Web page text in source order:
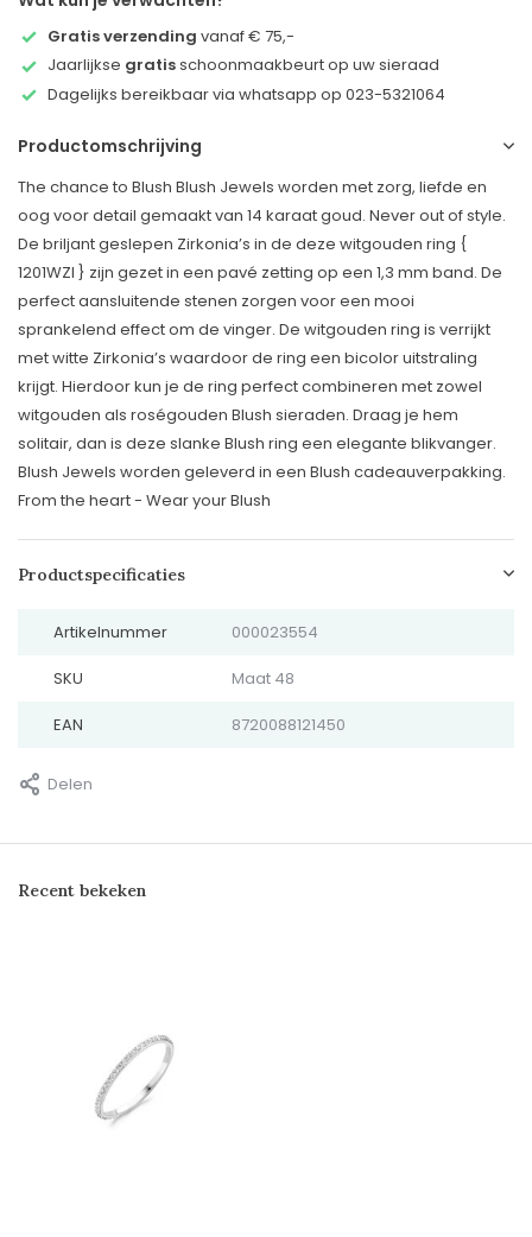
Gratis verzending vanaf € 75,-
Jaarlijkse gratisschoonmaakbeurt op uw sieraad
Dagelijks bereikbaar via whatsapp op 023-5321064
Productomschrijving
The chance to Blush Blush Jewels worden met zorg, liefde en
oog voor detail gemaakt van 14 karaat goud. Never out of style.
De briljant geslepen Zirkonia’s in de deze witgouden ring {
1201WZI } zijn gezet in een pavé zetting op een 1,3 mm band. De
perfect aansluitende stenen zorgen voor een mooi
sprankelend effect om de vinger. De witgouden ring is verrijkt
met witte Zirkonia’s waardoor de ring een bicolor uitstraling
krijgt. Hierdoor kun je de ring perfect combineren met zowel
witgouden als roségouden Blush sieraden. Draag je hem
solitair, dan is deze slanke Blush ring een elegante blikvanger.
Blush Jewels worden geleverd in een Blush cadeauverpakking.
From the heart - Wear your Blush
Productspecificaties
Artikelnummer 000023554
SKU Maat 48
EAN 8720088121450
Delen
Recent bekeken